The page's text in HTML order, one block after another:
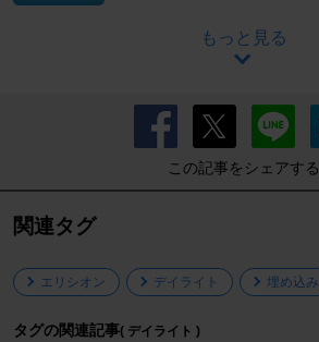
もっと見る
この記事をシェアする
関連タグ
エリシオン デイライト 埋め込み
タグの関連記事( デイライト )